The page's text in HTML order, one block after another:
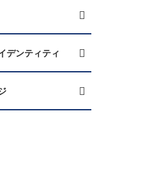
デンティティ